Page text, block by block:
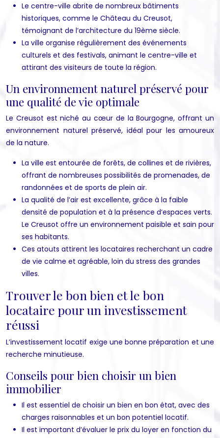
Le centre-ville abrite de nombreux bâtiments
historiques, comme le Château du Creusot,
témoignant de l’architecture du 19ème siècle.
La ville organise régulièrement des événements
culturels et des festivals, animant le centre-ville et
attirant des visiteurs de toute la région.
Un environnement naturel préservé pour
une qualité de vie optimale
Le Creusot est niché au cœur de la Bourgogne, offrant un
environnement naturel préservé, idéal pour les amoureux
de la nature.
La ville est entourée de forêts, de collines et de rivières,
offrant de nombreuses possibilités de promenades, de
randonnées et de sports de plein air.
La qualité de l’air est excellente, grâce à la faible
densité de population et à la présence d’espaces verts.
Le Creusot offre un environnement paisible et sain pour
ses habitants.
Ces atouts attirent les locataires recherchant un cadre
de vie calme et agréable, loin du stress des grandes
villes.
Trouver le bon bien et le bon
locataire pour un investissement
réussi
L’investissement locatif exige une bonne préparation et une
recherche minutieuse.
Conseils pour bien choisir un bien
immobilier
Il est essentiel de choisir un bien en bon état, avec des
charges raisonnables et un bon potentiel locatif.
Il est important d’évaluer le prix du loyer en fonction du